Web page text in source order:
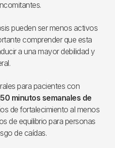
pueden ser menos activos
comprender que esta
a una mayor debilidad y
para pacientes con
minutos semanales de
de fortalecimiento al menos
de equilibrio para personas
de caídas.